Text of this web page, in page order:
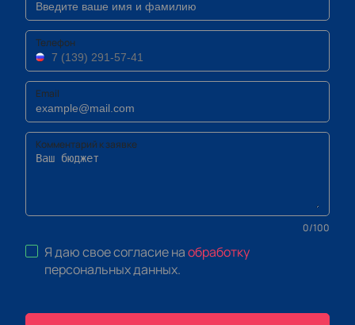
Телефон
Email
Комментарий к заявке
0/100
Я даю свое согласие наобработку
персональных данных.